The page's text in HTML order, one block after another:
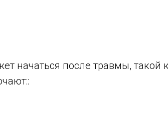
начаться после травмы,